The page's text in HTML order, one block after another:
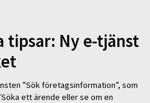
tipsar: Ny e-tjänst
”Sök företagsinformation”, som
ett ärende eller se om en